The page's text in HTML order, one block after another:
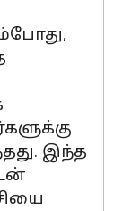
இந்த